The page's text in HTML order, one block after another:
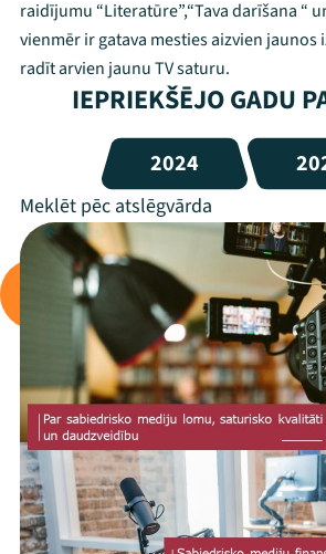
Mana programma
Festivāls
Programma
Arhīvs
raidījumu “Literatūre”,“Tava darīšana “
vienmēr ir gatava mesties aizvien jaunos
radīt arvien jaunu TV saturu.
IEPRIEKŠĒJO GADU
2024